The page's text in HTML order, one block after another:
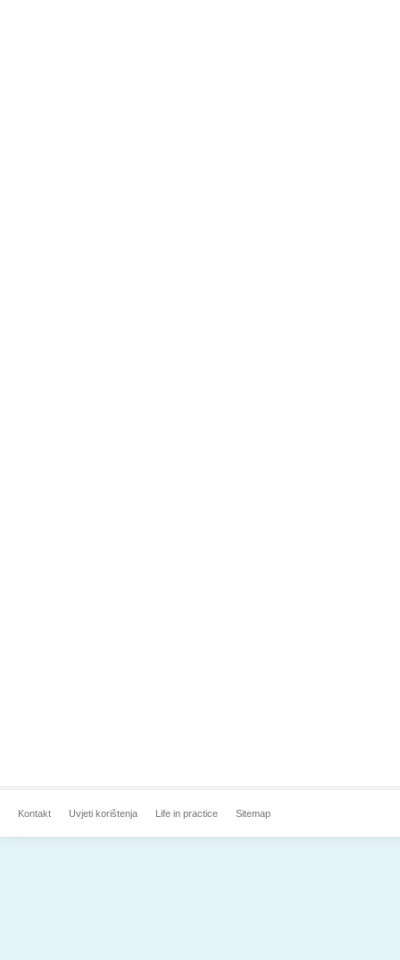
Kontakt Uvjeti korištenja Life in practice Sitemap